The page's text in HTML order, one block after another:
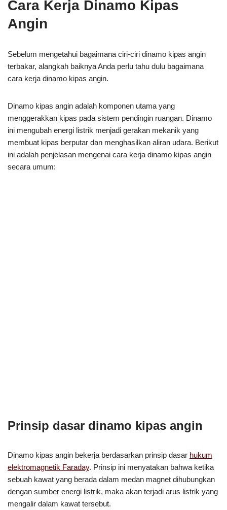
Cara Kerja Dinamo Kipas
Angin
Sebelum mengetahui bagaimana ciri-ciri dinamo kipas angin
terbakar, alangkah baiknya Anda perlu tahu dulu bagaimana
cara kerja dinamo kipas angin.
Dinamo kipas angin adalah komponen utama yang
menggerakkan kipas pada sistem pendingin ruangan. Dinamo
ini mengubah energi listrik menjadi gerakan mekanik yang
membuat kipas berputar dan menghasilkan aliran udara. Berikut
ini adalah penjelasan mengenai cara kerja dinamo kipas angin
secara umum:
Prinsip dasar dinamo kipas angin
Dinamo kipas angin bekerja berdasarkan prinsip dasar hukum
elektromagnetik Faraday. Prinsip ini menyatakan bahwa ketika
sebuah kawat yang berada dalam medan magnet dihubungkan
dengan sumber energi listrik, maka akan terjadi arus listrik yang
mengalir dalam kawat tersebut.